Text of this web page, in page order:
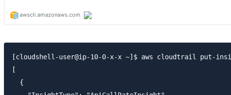
[cloudshell-user@ip-10-0-x-x ~]$ aws cloudtrail put-
[
  {